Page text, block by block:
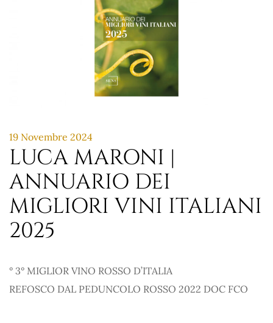
19 Novembre 2024
LUCA MARONI |
ANNUARIO DEI
MIGLIORI VINI ITALIANI
2025
° 3° MIGLIOR VINO ROSSO D’ITALIA
REFOSCO DAL PEDUNCOLO ROSSO 2022 DOC FCO